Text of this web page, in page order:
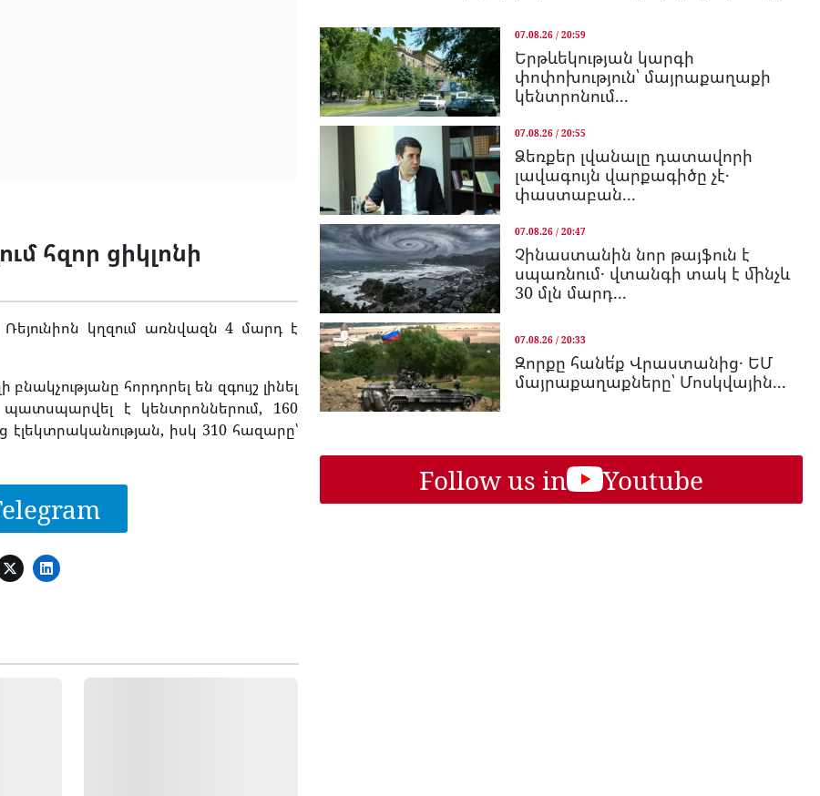
հզոր ցիկլոնի
կղզում առնվազն 4 մարդ է
հորդորել են զգույշ լինել
է կենտրոններում, 160
իսկ 310 հազարը՝
07.08.26 / 20:59
Երթևեկության կարգի
փոփոխություն՝ մայրաքաղաքի
կենտրոնում...
07.08.26 / 20:55
Ձեռքեր լվանալը դատավորի
լավագույն վարքագիծը չէ․
փաստաբան...
07.08.26 / 20:47
Չինաստանին նոր թայֆուն է
սպառնում․ վտանգի տակ է մինչև
30 մլն մարդ...
07.08.26 / 20:33
Զորքը հանե՛ք Վրաստանից․ ԵՄ
մայրաքաղաքները՝ Մոսկվային...
Follow us in Youtube